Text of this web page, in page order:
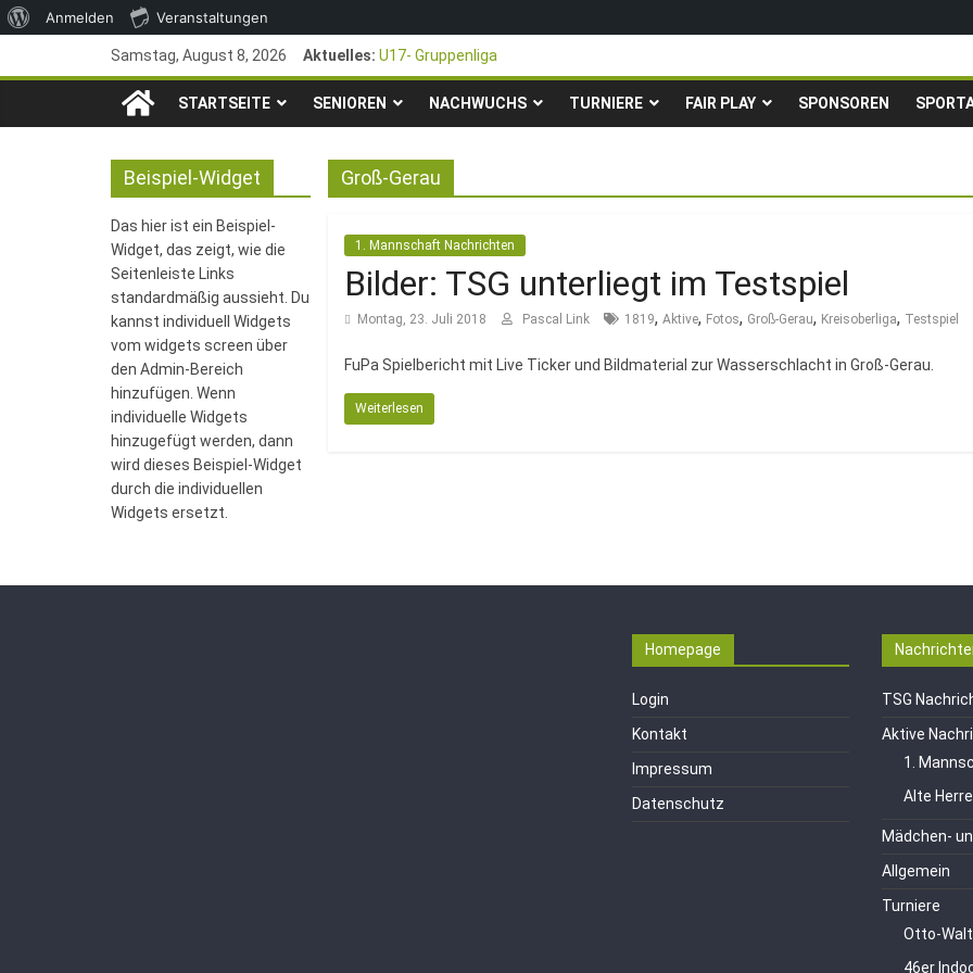
Über
Anmelden Veranstaltungen
Inhalt
Samstag, August 8, 2026 Aktuelles: U17- Gruppenliga
*U17-Junioren steigen in die Gruppenliga auf*
47. Otto Walter Pfingstturnier der TSG Kastel
1. Mai – Charity-Fußballturnier für Hobbymannschaften
TSG
1846
e.V.
Mainz-
Kastel
Fussballabteilung
STARTSEITE SENIOREN NACHWUCHS TURNIERE FAIR PLAY SPONSOREN
Groß-Gerau
1. Mannschaft Nachrichten
Bilder: TSG unterliegt im Testspiel
Montag, 23. Juli 2018 Pascal Link 1819, Aktive, Fotos, Groß-Gerau, Kreisoberliga, Testspiel
FuPa Spielbericht mit Live Ticker und Bildmaterial zur Wasserschlacht in Groß-Gerau.
Weiterlesen
Beispiel-Widget
Das hier ist ein Beispiel-
Widget, das zeigt, wie die
Seitenleiste Links
standardmäßig aussieht. Du
kannst individuell Widgets
vom widgets screen über
den Admin-Bereich
hinzufügen. Wenn
individuelle Widgets
hinzugefügt werden, dann
wird dieses Beispiel-Widget
durch die individuellen
Widgets ersetzt.
Homepage
Login
Kontakt
Impressum
Datenschutz
TSG
Aktive
1.
Alte
Mädchen-
Allgemein
Turniere
Otto-
46er